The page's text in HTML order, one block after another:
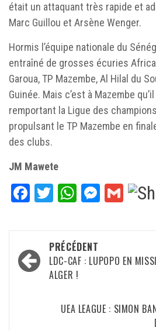
était un attaquant très rapide et
Marc Guillou et Arsène Wenger.
Hormis l’équipe nationale du
entraîné de grosses écuries
Garoua, TP Mazembe, Al Hilal du
Guinée. Mais c’est à Mazembe
remportant la Ligue des
propulsant le TP Mazembe en
des clubs.
JM Mawete
Facebook
TwitterWhatsApp
Navigation
d’article
PRÉCÉDENT
LDC-CAF : LUPOPO EN
ALGER !
UEA LEAGUE : SIMON